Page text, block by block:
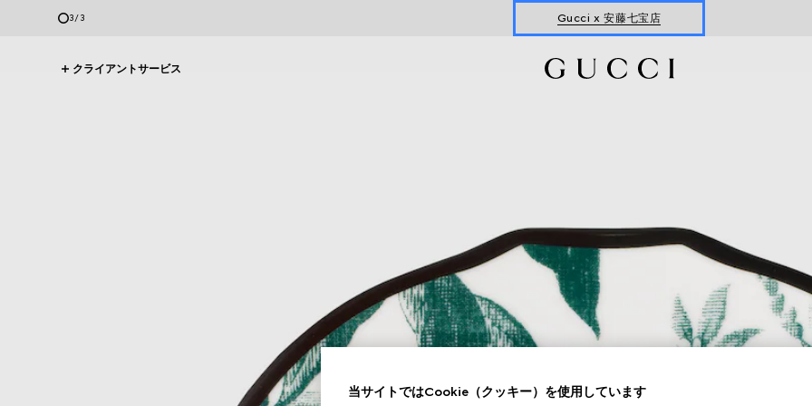
3/3 Gucci x 安藤七宝店
クライアントサービス
当サイトではCookie（クッキー）を使用しています